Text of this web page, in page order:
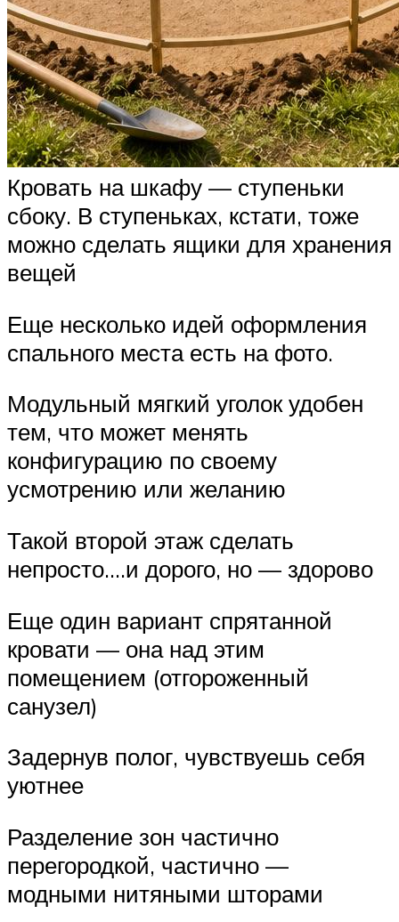
Кровать на шкафу — ступеньки
сбоку. В ступеньках, кстати, тоже
можно сделать ящики для хранения
вещей
Еще несколько идей оформления
спального места есть на фото.
Модульный мягкий уголок удобен
тем, что может менять
конфигурацию по своему
усмотрению или желанию
Такой второй этаж сделать
непросто….и дорого, но — здорово
Еще один вариант спрятанной
кровати — она над этим
помещением (отгороженный
санузел)
Задернув полог, чувствуешь себя
уютнее
Разделение зон частично
перегородкой, частично —
модными нитяными шторами